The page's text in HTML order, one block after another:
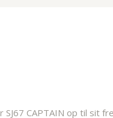
CAPTAIN op til sit